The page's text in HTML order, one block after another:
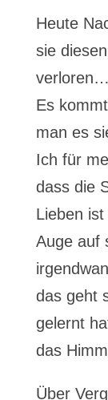
Heute
sie
Es
man es
Ich für
dass die
Lieben
Auge auf
das geht
gelernt
das
Über